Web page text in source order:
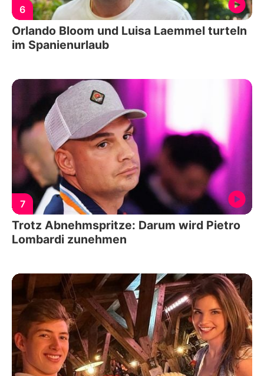
6
Orlando Bloom und Luisa Laemmel turteln
im Spanienurlaub
7
Trotz Abnehmspritze: Darum wird Pietro
Lombardi zunehmen